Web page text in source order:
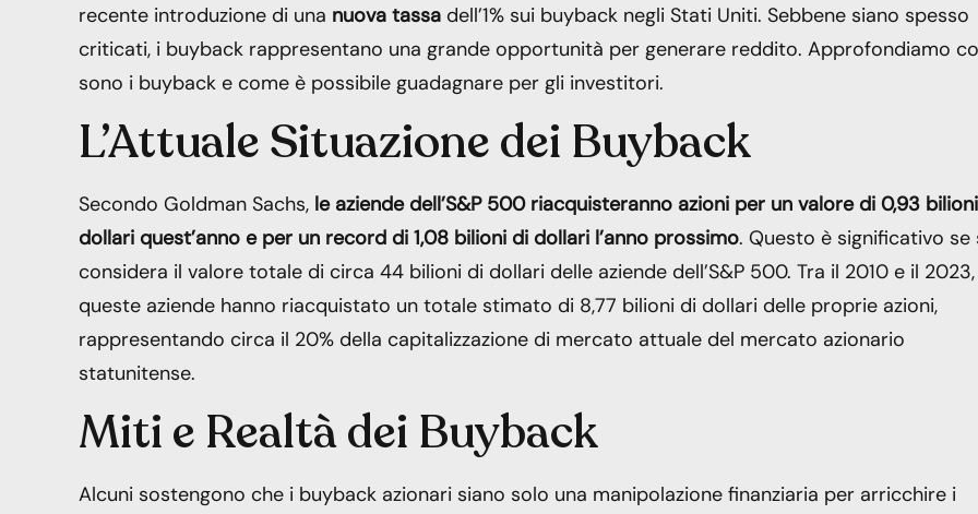
recente introduzione di una nuova tassa dell’1% sui buyback negli Stati Uniti. Sebbene siano spesso
criticati, i buyback rappresentano una grande opportunità per generare reddito. Approfondiamo
sono i buyback e come è possibile guadagnare per gli investitori.
L’Attuale Situazione dei Buyback
Secondo Goldman Sachs, le aziende dell’S&P 500 riacquisteranno azioni per un valore di 0,93
dollari quest’anno e per un record di 1,08 bilioni di dollari l’anno prossimo. Questo è significativo se
considera il valore totale di circa 44 bilioni di dollari delle aziende dell’S&P 500. Tra il 2010 e il 2023,
queste aziende hanno riacquistato un totale stimato di 8,77 bilioni di dollari delle proprie azioni,
rappresentando circa il 20% della capitalizzazione di mercato attuale del mercato azionario
statunitense.
Miti e Realtà dei Buyback
Alcuni sostengono che i buyback azionari siano solo una manipolazione finanziaria per arricchire i